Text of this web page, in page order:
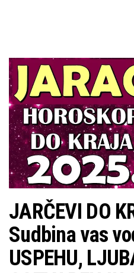
JARČEVI DO
Sudbina vas
USPEHU,